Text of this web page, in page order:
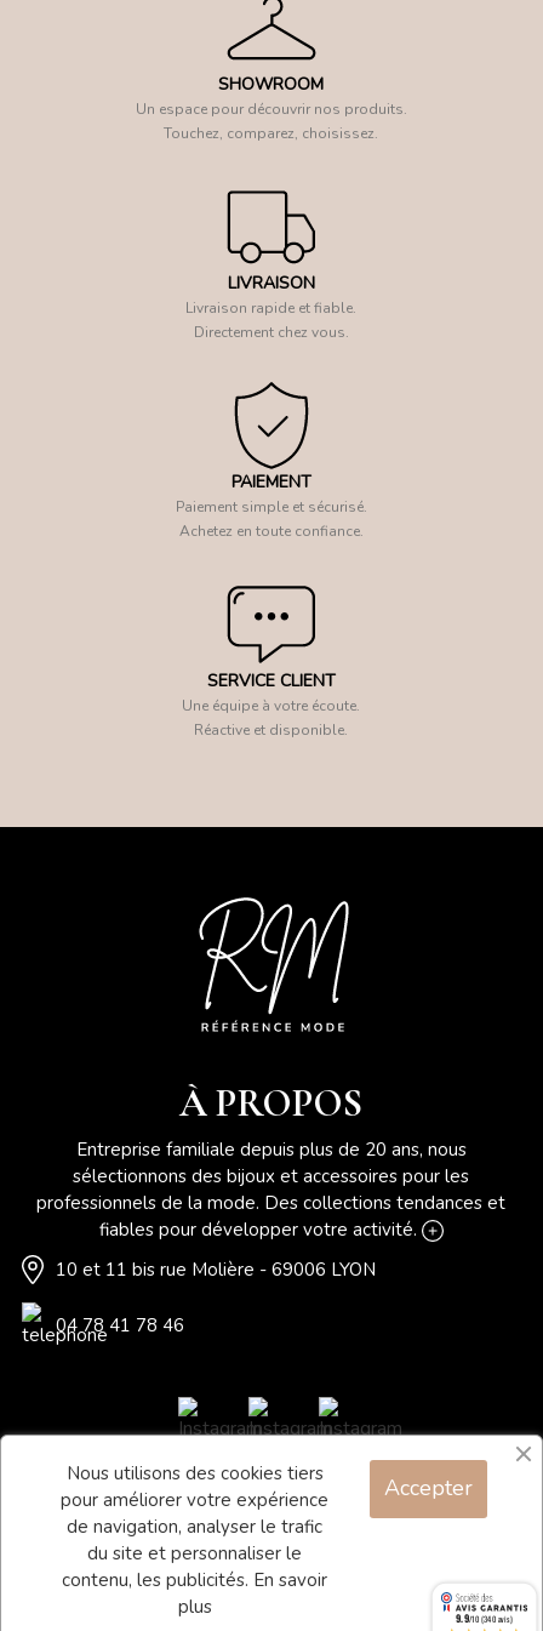
SHOWROOM
Un espace pour découvrir nos produits.
Touchez, comparez, choisissez.
LIVRAISON
Livraison rapide et fiable.
Directement chez vous.
PAIEMENT
Paiement simple et sécurisé.
Achetez en toute confiance.
SERVICE CLIENT
Une équipe à votre écoute.
Réactive et disponible.
À PROPOS
Entreprise familiale depuis plus de 20 ans, nous
sélectionnons des bijoux et accessoires pour les
professionnels de la mode. Des collections tendances et
fiables pour développer votre activité.
10 et 11 bis rue Molière - 69006 LYON
04 78 41 78 46
Blog
Contact
Conditions générales de vente
Mentions légales
Nous utilisons des cookies tiers
pour améliorer votre expérience
de navigation, analyser le trafic
du site et personnaliser le
contenu, les publicités. En savoir
plus
Accepter
9.9/10 (340 avis)